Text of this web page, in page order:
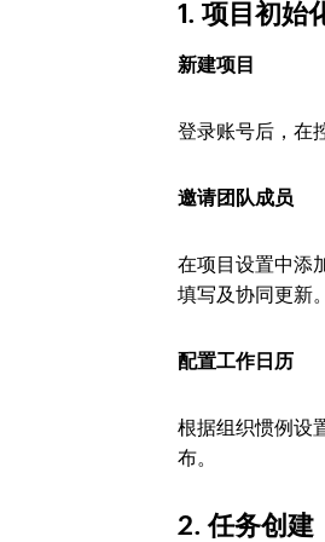
1. 项目初始
新建项目
登录账号后，在
邀请团队成员
在项目设置中添
填写及协同更新。
配置工作日历
根据组织惯例设
布。
2. 任务创建